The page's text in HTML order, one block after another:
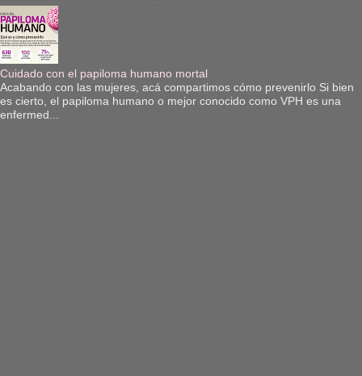
Cuidado con el papiloma humano mortal
Acabando con las mujeres, acá compartimos cómo prevenirlo Si bien
es cierto, el papiloma humano o mejor conocido como VPH es una
enfermed...